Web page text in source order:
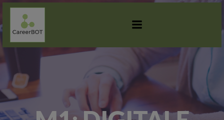
ZUM
SPRINGEN